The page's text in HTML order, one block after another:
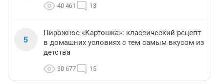
40 461 13
5
Пирожное «Картошка»: классический рецепт
в домашних условиях с тем самым вкусом из
детства
30 677 15